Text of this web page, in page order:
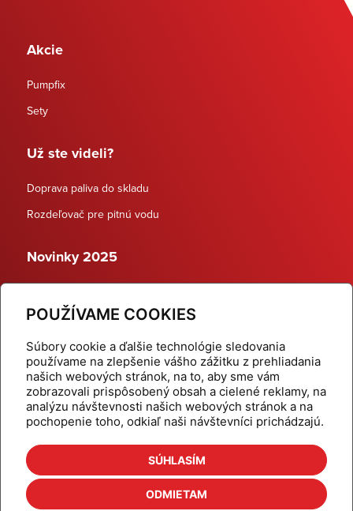
POUŽÍVAME COOKIES
Súbory cookie a ďalšie technológie sledovania
používame na zlepšenie vášho zážitku z prehliadania
našich webových stránok, na to, aby sme vám
zobrazovali prispôsobený obsah a cielené reklamy, na
analýzu návštevnosti našich webových stránok a na
pochopenie toho, odkiaľ naši návštevníci prichádzajú.
SÚHLASÍM
ODMIETAM
Akcie
Pumpfix
Sety
Už ste videli?
Doprava paliva do skladu
Rozdeľovač pre pitnú vodu
Novinky 2025
Dynamické termostatické ventily
Domov
Produkty
Aktuality
Odber šikovné tipy
Kalkulačky
Cenníky
Na stiahnutie
Referencie
Kontakt